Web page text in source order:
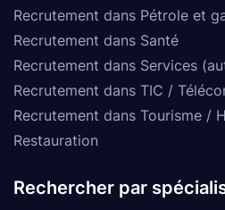
Recrutement dans Pétrole et
Recrutement dans Santé
Recrutement dans Services
Recrutement dans TIC /
Recrutement dans Tourisme /
Restauration
Rechercher par